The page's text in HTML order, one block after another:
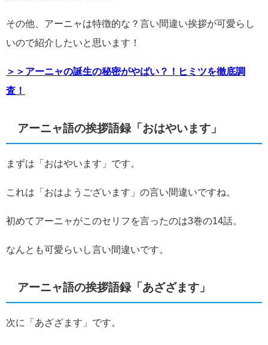
その他、アーニャは特徴的な？言い間違い挨拶が可愛らし
いので紹介したいと思います！
＞＞アーニャの誕生の秘密がやばい？！ヒミツを徹底調
査！
アーニャ語の挨拶語録「おはやいます」
まずは「おはやいます」です。
これは「おはようございます」の言い間違いですね。
初めてアーニャがこのセリフを言ったのは3巻の14話。
なんとも可愛らいし言い間違いです。
アーニャ語の挨拶語録「あざざます」
次に「あざざます」です。